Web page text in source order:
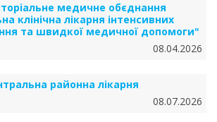
медичне обєднання
клінічна лікарня інтенсивних
та швидкої медичної допомоги"
08.04.2026
районна лікарня
08.07.2026